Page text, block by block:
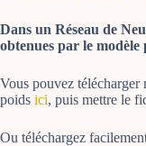
Dans un Réseau de
obtenues par le
Vous pouvez télécharger
poids ici, puis mettre le
Ou téléchargez